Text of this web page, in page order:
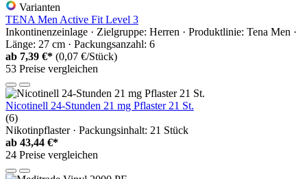
Varianten
TENA Men Active Fit Level 3
Inkontinenzeinlage · Zielgruppe: Herren · Produktlinie: Tena Men ·
Länge: 27 cm · Packungsanzahl: 6
ab 7,39 €* (0,07 €/Stück)
53 Preise vergleichen
Nicotinell 24-Stunden 21 mg Pflaster 21 St.
(6)
Nikotinpflaster · Packungsinhalt: 21 Stück
ab 43,44 €*
24 Preise vergleichen